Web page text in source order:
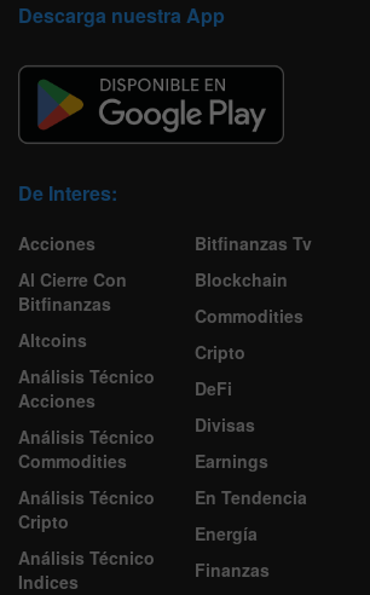
Descarga nuestra App
De Interes:
Acciones
Al Cierre Con
Bitfinanzas
Altcoins
Análisis Técnico
Acciones
Análisis Técnico
Commodities
Análisis Técnico
Cripto
Análisis Técnico
Indices
Bitfinanzas Tv
Blockchain
Commodities
Cripto
DeFi
Divisas
Earnings
En Tendencia
Energía
Finanzas